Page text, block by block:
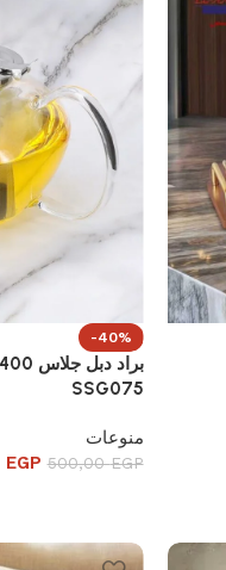
-40%
SSG075
منوعات
500,00EGP
EGP